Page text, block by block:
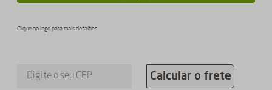
Clique no logo para mais detalhes
Calcular o frete